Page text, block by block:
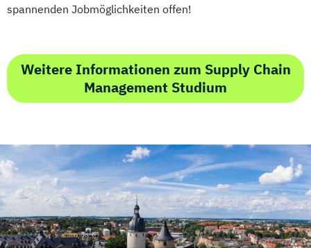
spannenden Jobmöglichkeiten offen!
Weitere Informationen zum Supply Chain
Management Studium